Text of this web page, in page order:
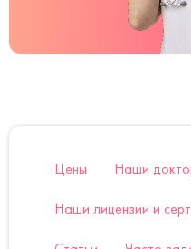
Цены Наши
Наши лицензии и